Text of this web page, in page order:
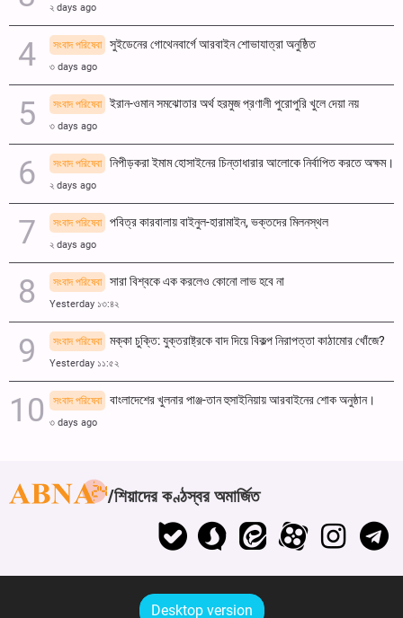
২ days ago
সংবাদ পরিষেবা সুইডেনের গোথেনবার্গে আরবাইন শোভাযাত্রা অনুষ্ঠিত
৩ days ago
সংবাদ পরিষেবা ইরান-ওমান সমঝোতার অর্থ হরমুজ প্রণালী পুরোপুরি খুলে দেয়া নয়
৩ days ago
সংবাদ পরিষেবা নিপীড়করা ইমাম হোসাইনের চিন্তাধারার আলোকে নির্বাপিত করতে অক্ষম।
২ days ago
সংবাদ পরিষেবা পবিত্র কারবালায় বাইনুল-হারামাইন, ভক্তদের মিলনস্থল
২ days ago
সংবাদ পরিষেবা সারা বিশ্বকে এক করলেও কোনো লাভ হবে না
Yesterday ১৩:৪২
সংবাদ পরিষেবা মক্কা চুক্তি: যুক্তরাষ্ট্রকে বাদ দিয়ে বিকল্প নিরাপত্তা কাঠামোর খোঁজে?
Yesterday ১১:৫২
সংবাদ পরিষেবা বাংলাদেশের খুলনার পাঞ্জ-তান হুসাইনিয়ায় আরবাইনের শোক অনুষ্ঠান।
৩ days ago
শিয়াদের কণ্ঠস্বর অমার্জিত
Desktop version